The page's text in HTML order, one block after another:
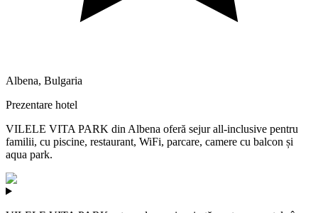
Albena, Bulgaria
Prezentare hotel
VILELE VITA PARK din Albena oferă sejur all-inclusive pentru
familii, cu piscine, restaurant, WiFi, parcare, camere cu balcon și
aqua park.